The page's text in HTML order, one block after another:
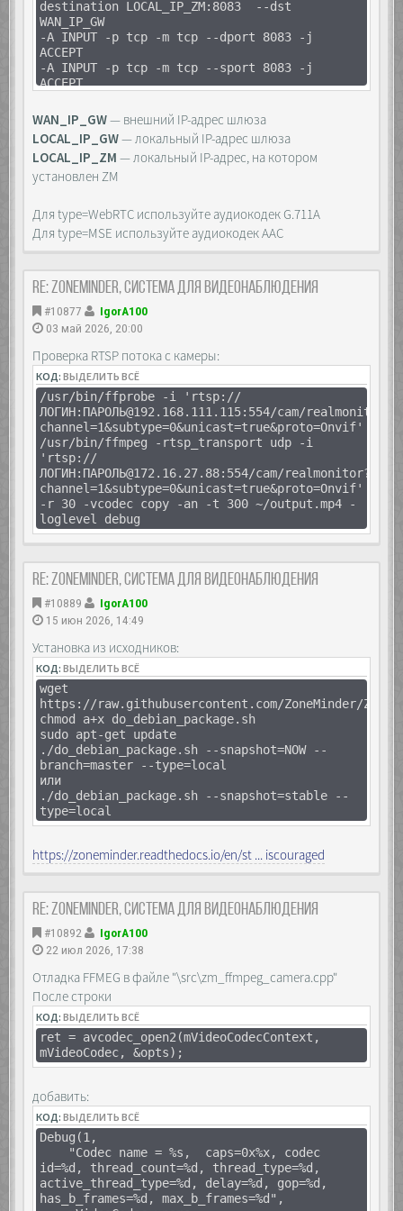
destination LOCAL_IP_ZM:8083 --dst
WAN_IP_GW
-A INPUT -p tcp -m tcp --dport 8083 -j
ACCEPT
-A INPUT -p tcp -m tcp --sport 8083 -j
ACCEPT
WAN_IP_GW— внешний IP-адрес шлюза
LOCAL_IP_GW— локальный IP-адрес шлюза
LOCAL_IP_ZM — локальный IP-адрес, на котором
установлен ZM
Для type=WebRTC используйте аудиокодек G.711A
Для type=MSE используйте аудиокодек AAC
Re: Zoneminder, система для видеонаблюдения
#10877
IgorA100
03 май 2026, 20:00
Проверка RTSP потока с камеры:
КОД:ВЫДЕЛИТЬ ВСЁ
/usr/bin/ffprobe -i 'rtsp://
ЛОГИН:ПАРОЛЬ@192.168.111.115:554/cam/realmonitor?
channel=1&subtype=0&unicast=true&proto=Onvif'
/usr/bin/ffmpeg -rtsp_transport udp -i
'rtsp://
ЛОГИН:ПАРОЛЬ@172.16.27.88:554/cam/realmonitor?
channel=1&subtype=0&unicast=true&proto=Onvif'
-r 30 -vcodec copy -an -t 300 ~/output.mp4 -
loglevel debug
Re: Zoneminder, система для видеонаблюдения
#10889
IgorA100
15 июн 2026, 14:49
Установка из исходников:
КОД:ВЫДЕЛИТЬ ВСЁ
wget
https://raw.githubusercontent.com/ZoneMinder/
chmod a+x do_debian_package.sh
sudo apt-get update
./do_debian_package.sh --snapshot=NOW --
branch=master --type=local
или
./do_debian_package.sh --snapshot=stable --
type=local
https://zoneminder.readthedocs.io/en/st ... iscouraged
Re: Zoneminder, система для видеонаблюдения
#10892
IgorA100
22 июл 2026, 17:38
Отладка FFMEG в файле "\src\zm_ffmpeg_camera.cpp"
После строки
КОД:ВЫДЕЛИТЬ ВСЁ
ret = avcodec_open2(mVideoCodecContext,
mVideoCodec, &opts);
добавить:
КОД:ВЫДЕЛИТЬ ВСЁ
Debug(1,
"Codec name = %s, caps=0x%x, codec
id=%d, thread_count=%d, thread_type=%d,
active_thread_type=%d, delay=%d, gop=%d,
has_b_frames=%d, max_b_frames=%d",